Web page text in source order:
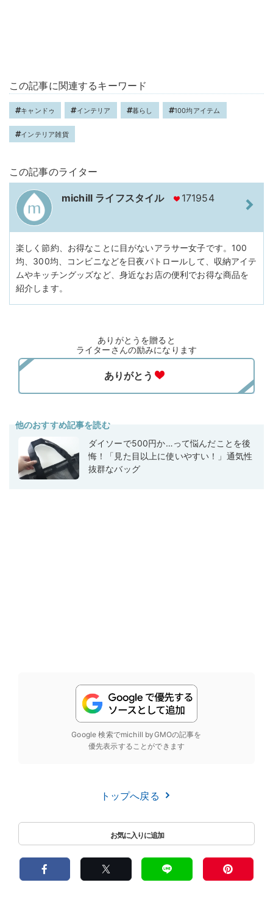
この記事に関連するキーワード
キャンドゥ インテリア 暮らし 100均アイテム
インテリア雑貨
この記事のライター
michill ライフスタイル 171954
楽しく節約、お得なことに目がないアラサー女子です。100
均、300均、コンビニなどを日夜パトロールして、収納アイテ
ムやキッチングッズなど、身近なお店の便利でお得な商品を
紹介します。
ありがとうを贈ると
ライターさんの励みになります
他のおすすめ記事を読む
ダイソーで500円か…って悩んだことを後
悔！「見た目以上に使いやすい！」通気性
抜群なバッグ
Google 検索でmichill byGMOの記事を
優先表示することができます
トップへ戻る